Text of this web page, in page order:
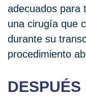
adecuados para
una cirugía que
durante su
procedimiento